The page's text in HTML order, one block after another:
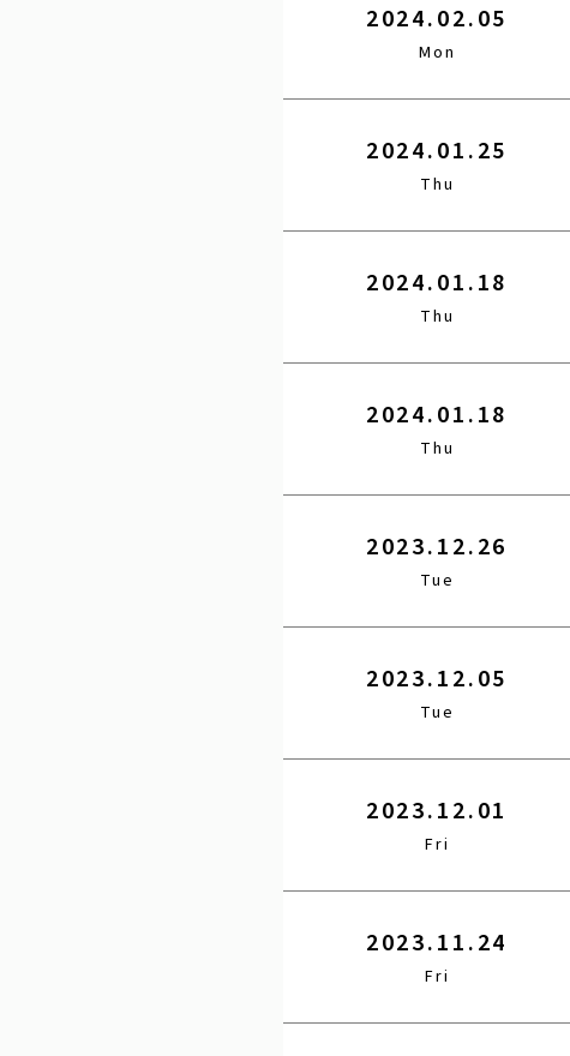
2024.02.05
Mon
2024.01.25
Thu
2024.01.18
Thu
2024.01.18
Thu
2023.12.26
Tue
2023.12.05
Tue
2023.12.01
Fri
2023.11.24
Fri